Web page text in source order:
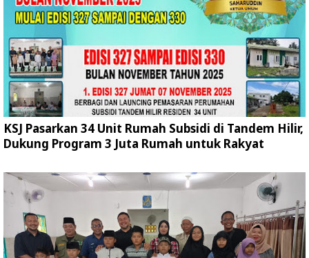
KSJ Pasarkan 34 Unit Rumah Subsidi di Tandem Hilir,
Dukung Program 3 Juta Rumah untuk Rakyat